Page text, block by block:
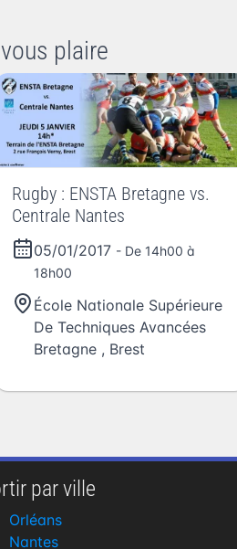
plaire
Rugby : ENSTA Bretagne vs.
Centrale Nantes
05/01/2017 - De 14h00 à
18h00
École Nationale Supérieure
De Techniques Avancées
Bretagne , Brest
par ville
Orléans
Nantes